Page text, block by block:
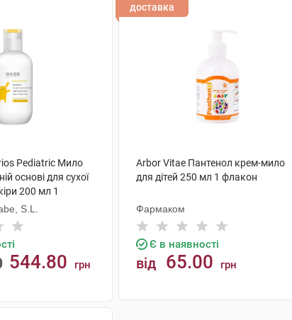
Pediatric Мило
основі для сухої
200 мл 1
S.L.
544.80 грн
доставка
Arbor Vitae Пантенол крем-мило
для дітей 250 мл 1 флакон
Фармаком
Є в наявності
від 65.00 грн